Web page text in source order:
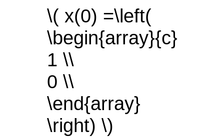
\( x(0) =\left(
\begin{array}{c}
1 \\
0 \\
\end{array}
\right) \)